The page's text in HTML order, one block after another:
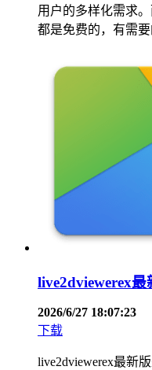
用户的多样化需求
都是免费的，有需
live2dviewerex最
2026/6/27 18:07:23
下载
live2dviewerex最新